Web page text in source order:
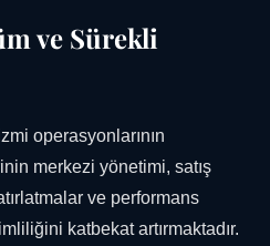
ve Sürekli
operasyonlarının
merkezi yönetimi, satış
ve performans
katbekat artırmaktadır.